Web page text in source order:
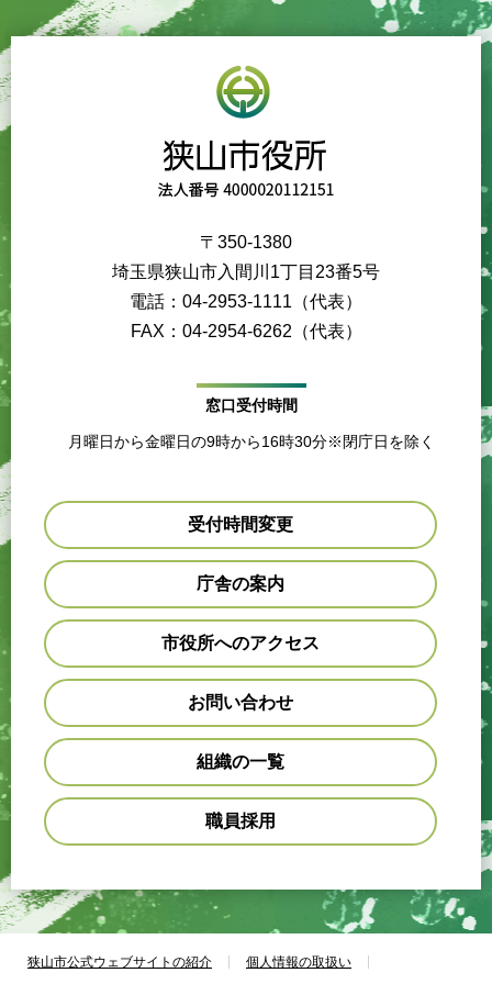
〒350-1380
埼玉県狭山市入間川1丁目23番5号
電話：04-2953-1111（代表）
FAX：04-2954-6262（代表）
窓口受付時間
月曜日から金曜日の9時から16時30分※閉庁日を除く
受付時間変更
庁舎の案内
市役所へのアクセス
お問い合わせ
組織の一覧
職員採用
狭山市公式ウェブサイトの紹介 個人情報の取扱い